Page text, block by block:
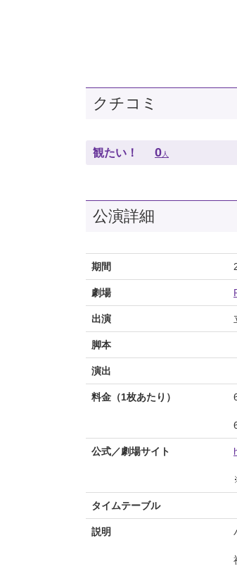
クチコミ
観たい！ 0 人
公演詳細
期間
劇場
出演
脚本
演出
料金（1枚あたり）
公式／劇場サイト
タイムテーブル
説明